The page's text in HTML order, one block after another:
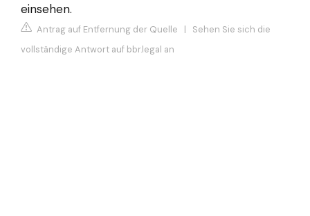
einsehen.
Antrag auf Entfernung der Quelle | Sehen Sie sich die
vollständige Antwort auf bbr.legal an